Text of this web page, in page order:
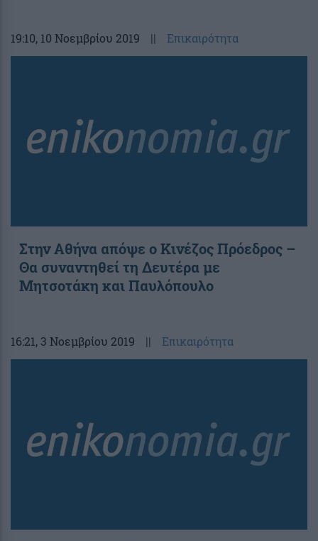
19:10, 10 Νοεμβρίου 2019 || Επικαιρότητα
Στην Αθήνα απόψε ο Κινέζος Πρόεδρος –
Θα συναντηθεί τη Δευτέρα με
Μητσοτάκη και Παυλόπουλο
16:21, 3 Νοεμβρίου 2019 || Επικαιρότητα